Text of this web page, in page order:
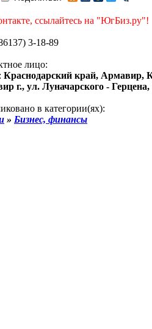
ссылайтесь на "ЮгБиз.ру"!
3-18-89
лицо:
Краснодарский край, Армавир,
г., ул. Луначарского - Герцена,
в категории(ях):
» Бизнес, финансы